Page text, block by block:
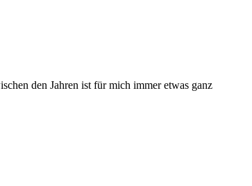
den Jahren ist für mich immer etwas ganz